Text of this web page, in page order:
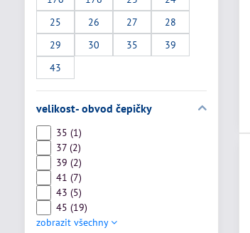
25
26 27
28
29
30 35
39
43
velikost- obvod čepičky
35 (1)
37 (2)
39 (2)
41 (7)
43 (5)
45 (19)
zobrazit všechny